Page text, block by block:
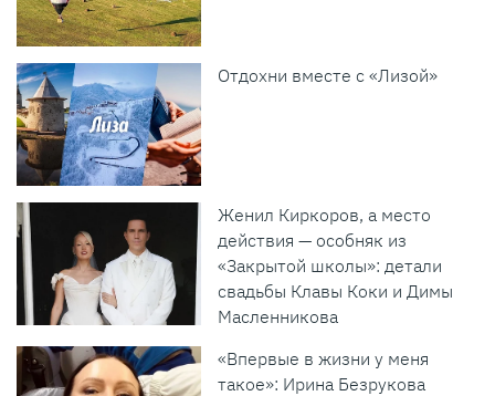
Отдохни вместе с «Лизой»
Женил Киркоров, а место
действия — особняк из
«Закрытой школы»: детали
свадьбы Клавы Коки и Димы
Масленникова
«Впервые в жизни у меня
такое»: Ирина Безрукова